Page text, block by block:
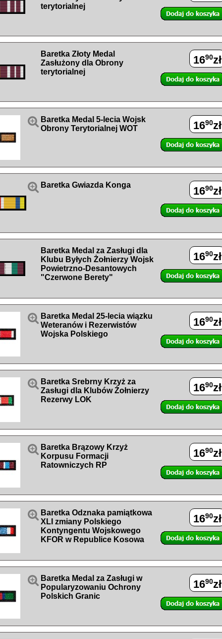
terytorialnej
Baretka Złoty Medal
Zasłużony dla Obrony
terytorialnej
1690zł
 Baretka Medal 5-lecia Wojsk
Obrony Terytorialnej WOT
1690zł
 Baretka Gwiazda Konga 1690zł
Baretka Medal za Zasługi dla
Klubu Byłych Żołnierzy Wojsk
Powietrzno-Desantowych
"Czerwone Berety"
1690zł
 Baretka Medal 25-lecia wiązku
Weteranów i Rezerwistów
Wojska Polskiego
1690zł
 Baretka Srebrny Krzyż za
Zasługi dla Klubów Żołnierzy
Rezerwy LOK
1690zł
 Baretka Brązowy Krzyż
Korpusu Formacji
Ratowniczych RP
1690zł
 Baretka Odznaka pamiątkowa
XLI zmiany Polskiego
Kontyngentu Wojskowego
KFOR w Republice Kosowa
1690zł
 Baretka Medal za Zasługi w
Popularyzowaniu Ochrony
Polskich Granic
1690zł